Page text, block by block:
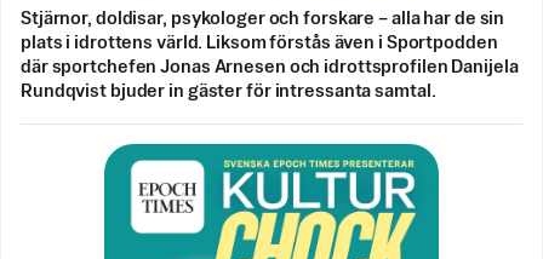
Stjärnor, doldisar, psykologer och forskare – alla har de sin
plats i idrottens värld. Liksom förstås även i Sportpodden
där sportchefen Jonas Arnesen och idrottsprofilen Danijela
Rundqvist bjuder in gäster för intressanta samtal.